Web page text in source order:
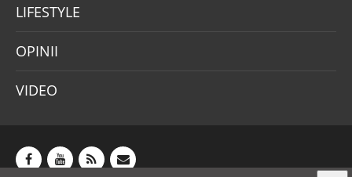
LIFESTYLE
OPINII
VIDEO